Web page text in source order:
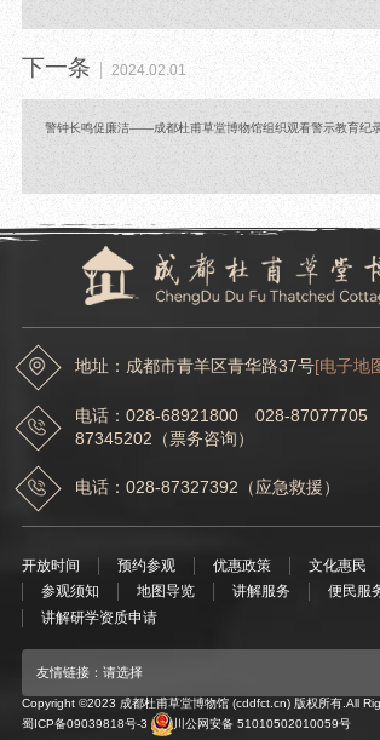
下一条 2024.02.01
警钟长鸣促廉洁——成都杜甫草堂博物馆组织观看警示教育纪
地址：成都市青羊区青华路37号[电子地
电话：028-68921800 028-
87345202（票务咨询）
电话：028-87327392（应急救援）
开放时间 预约参观 优惠政策 文化惠民
参观须知
地图导览 讲解服务
便民服
讲解研学资质申请
友情链接：请选择
Copyright ©2023 成都杜甫草堂博物馆 (cddfct.cn) 版权所有.All
蜀ICP备09039818号-3
川公网安备 51010502010059号